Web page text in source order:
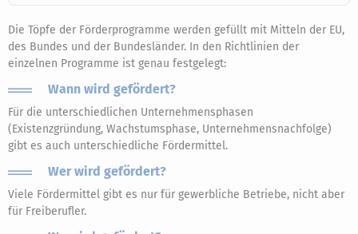
Die Töpfe der Förderprogramme werden gefüllt mit Mitteln der EU,
des Bundes und der Bundesländer. In den Richtlinien der
einzelnen Programme ist genau festgelegt:
Wann wird gefördert?
Für die unterschiedlichen Unternehmensphasen
(Existenzgründung, Wachstumsphase, Unternehmensnachfolge)
gibt es auch unterschiedliche Fördermittel.
Wer wird gefördert?
Viele Fördermittel gibt es nur für gewerbliche Betriebe, nicht aber
für Freiberufler.